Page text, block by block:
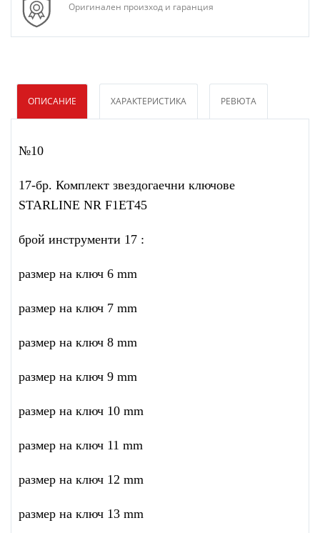
Оригинален произход и гаранция
ОПИСАНИЕ ХАРАКТЕРИСТИКА РЕВЮТА
№10
17-бр. Комплект звездогаечни ключове
STARLINE NR F1ET45
брой инструменти 17 :
размер на ключ 6 mm
размер на ключ 7 mm
размер на ключ 8 mm
размер на ключ 9 mm
размер на ключ 10 mm
размер на ключ 11 mm
размер на ключ 12 mm
размер на ключ 13 mm